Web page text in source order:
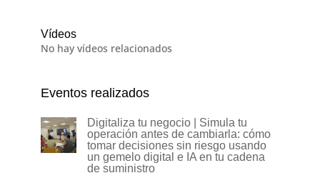
Vídeos
No hay vídeos relacionados
Eventos realizados
Digitaliza tu negocio | Simula tu
operación antes de cambiarla: cómo
tomar decisiones sin riesgo usando
un gemelo digital e IA en tu cadena
de suministro